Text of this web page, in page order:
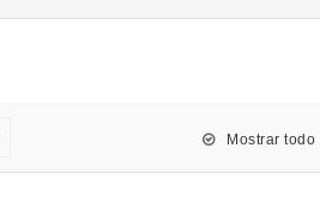
Mostrar todo